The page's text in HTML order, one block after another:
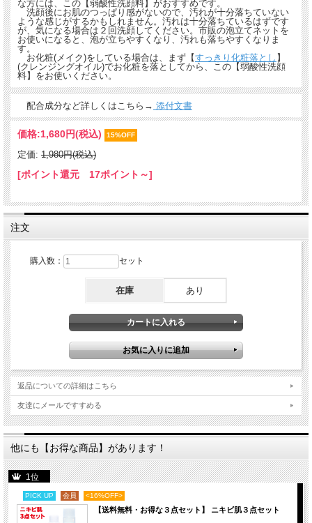
な方には、この【弱酸性洗顔料】がおすすめです。
洗顔後にお肌のつっぱり感がないので、汚れが十分落ちていない
ような感じがするかもしれません。汚れは十分落ちているはずです
が、気になる場合は２回洗顔してください。市販の泡立てネットを
お使いになると、泡が立ちやすくなり、汚れも落ちやすくなりま
す。
お化粧(メイク)をしている場合は、まず【すっきり化粧落とし 】
(クレンジングオイル)でお化粧を落としてから、この【弱酸性洗顔
料】をお使いください。
配合成分など詳しくはこちら→ 添付文書
価格:1,680円(税込) 15%OFF
定価: 1,980円(税込)
[ポイント還元 17ポイント～]
注文
購入数： セット
在庫 あり
返品についての詳細はこちら
友達にメールですすめる
他にも【お得な商品】があります！
1位
PICK UP 会員 <16%OFF>
【送料無料・お得な３点セット】 ニキビ肌３点セット